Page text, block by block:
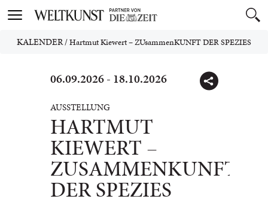
Toggle
KALENDER/Hartmut Kiewert – ZUsammenKUNFT DER SPEZIES
06.09.2026 - 18.10.2026
AUSSTELLUNG
HARTMUT
KIEWERT –
ZUSAMMENKUNFT
DER SPEZIES